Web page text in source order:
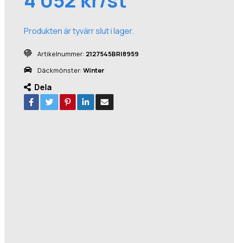
Produkten är tyvärr slut i lager.
Artikelnummer: 2127545BRI8959
Däckmönster: Winter
Dela